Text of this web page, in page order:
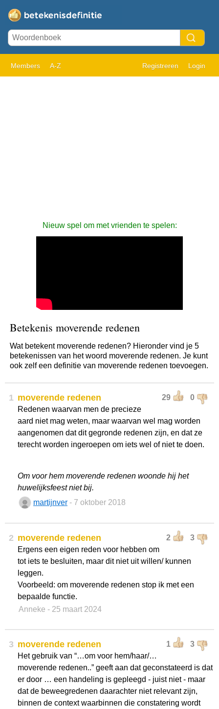
Members A-Z Registreren Login
Nieuw spel om met vrienden te spelen:
Betekenis moverende redenen
Wat betekent moverende redenen? Hieronder vind je 5
betekenissen van het woord moverende redenen. Je kunt
ook zelf een definitie van moverende redenen toevoegen.
1 29 0
moverende redenen
Redenen waarvan men de precieze
aard niet mag weten, maar waarvan wel mag worden
aangenomen dat dit gegronde redenen zijn, en dat ze
terecht worden ingeroepen om iets wel of niet te doen.
Om voor hem moverende redenen woonde hij het
huwelijksfeest niet bij.
martijnver - 7 oktober 2018
2 2 3
moverende redenen
Ergens een eigen reden voor hebben om
tot iets te besluiten, maar dit niet uit willen/ kunnen
leggen.
Voorbeeld: om moverende redenen stop ik met een
bepaalde functie.
Anneke - 25 maart 2024
3 1 3
moverende redenen
Het gebruik van “…om voor hem/haar/…
moverende redenen..” geeft aan dat geconstateerd is dat
er door … een handeling is gepleegd - juist niet - maar
dat de beweegredenen daarachter niet relevant zijn,
binnen de context waarbinnen die constatering wordt